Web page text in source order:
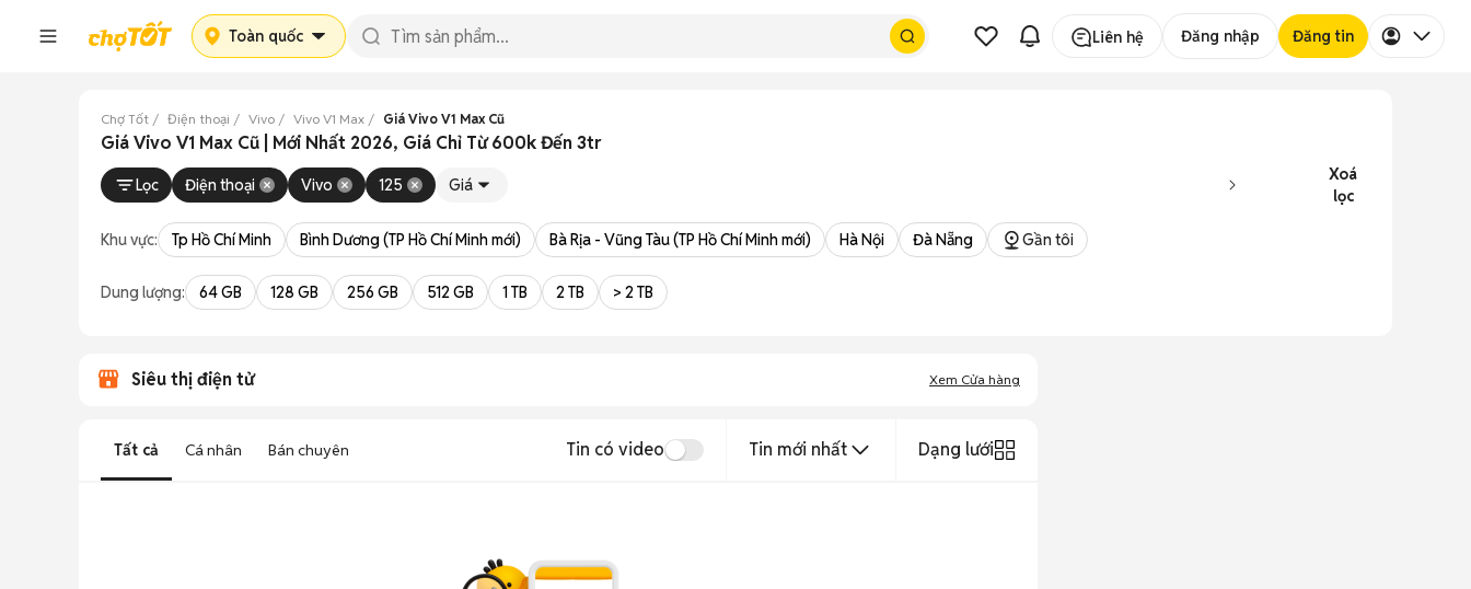
Toàn quốc Liên hệ Đăng nhập Đăng tin
Chợ Tốt Điện thoại Vivo Vivo V1 Max Giá Vivo V1 Max Cũ
Giá Vivo V1 Max Cũ | Mới Nhất 2026, Giá Chỉ Từ 600k Đến 3tr
Lọc Điện thoại Vivo 125 Giá
Xoá
lọc
Khu vực: Tp Hồ Chí Minh Bình Dương (TP Hồ Chí Minh mới) Bà Rịa - Vũng Tàu (TP Hồ Chí Minh mới) Hà Nội Đà Nẵng Gần tôi
Dung lượng: 64 GB 128 GB 256 GB 512 GB 1 TB 2 TB > 2 TB
Siêu thị điện tử Xem Cửa hàng
Tất cả Cá nhân Bán chuyên Tin có video Tin mới nhất Dạng lưới